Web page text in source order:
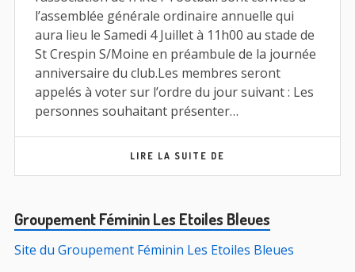
l’assemblée générale ordinaire annuelle qui
aura lieu le Samedi 4 Juillet à 11h00 au stade de
St Crespin S/Moine en préambule de la journée
anniversaire du club.Les membres seront
appelés à voter sur l’ordre du jour suivant : Les
personnes souhaitant présenter…
LIRE LA SUITE DE
Barre
principale
Groupement Féminin Les Etoiles Bleues
Site du Groupement Féminin Les Etoiles Bleues